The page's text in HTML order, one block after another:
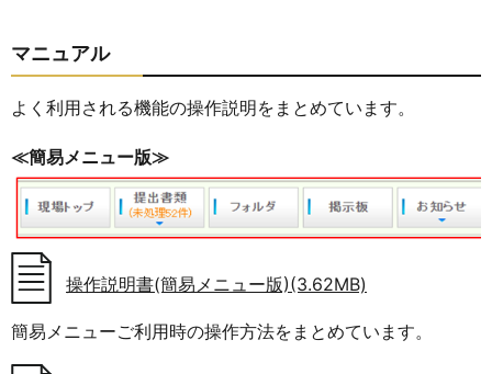
マニュアル
よく利用される機能の操作説明をまとめています。
≪簡易メニュー版≫
操作説明書(簡易メニュー版)(3.62MB)
簡易メニューご利用時の操作方法をまとめています。